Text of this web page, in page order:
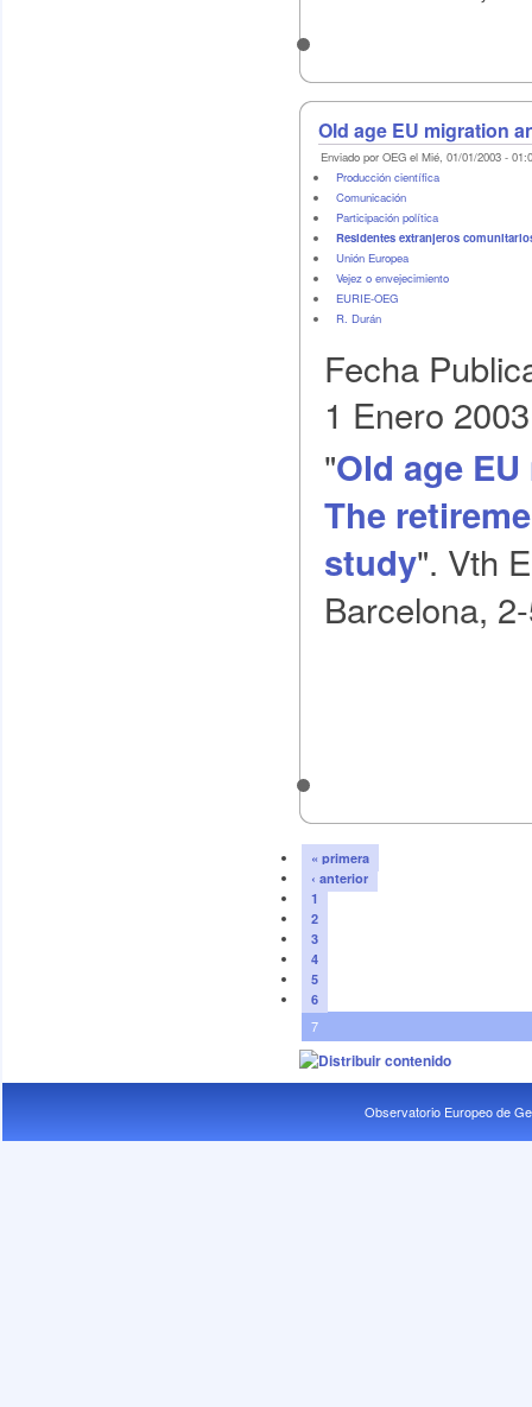
Old age EU migration
Enviado por OEG el Mié, 01/01/2003 -
Producción científica
Comunicación
Participación política
Residentes extranjeros
Unión Europea
Vejez o envejecimiento
EURIE-OEG
R. Durán
Fecha
1 Enero 2003
"Old age
The
study". Vth
Barcelona,
« primera
‹ anterior
1
2
3
4
5
6
7
Observatorio Europeo de